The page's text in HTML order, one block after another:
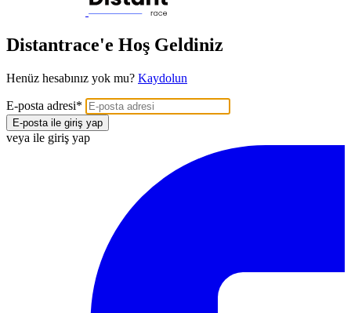
Distantrace'e Hoş Geldiniz
Henüz hesabınız yok mu? Kaydolun
E-posta adresi*
E-posta ile giriş yap
veya ile giriş yap